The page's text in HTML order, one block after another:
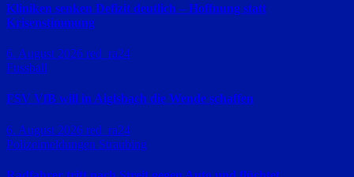
Kliniken senken Defizit deutlich – Hoffnung statt
Krisenstimmung
6. August 2026 red_ra24
Fussball
FSV VfB will in Aiglsbach die Wende schaffen
6. August 2026 red_ra24
Polizeimeldungen Straubing